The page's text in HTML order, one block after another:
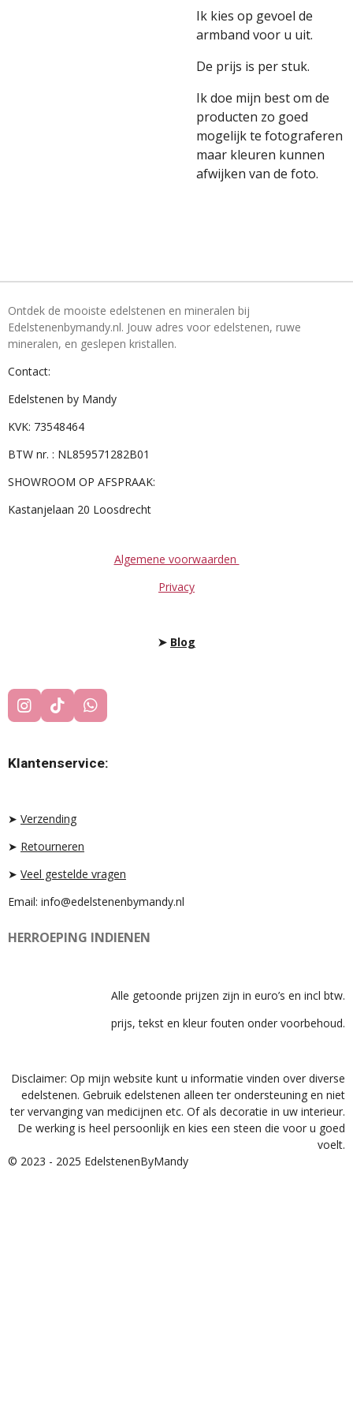
Ik kies op gevoel de
armband voor u uit.
De prijs is per stuk.
Ik doe mijn best om de
producten zo goed
mogelijk te fotograferen
maar kleuren kunnen
afwijken van de foto.
Ontdek de mooiste edelstenen en mineralen bij
Edelstenenbymandy.nl. Jouw adres voor edelstenen, ruwe
mineralen, en geslepen kristallen.
Contact:
Edelstenen by Mandy
KVK: 73548464
BTW nr. : NL859571282B01
SHOWROOM OP AFSPRAAK:
Kastanjelaan 20 Loosdrecht
Algemene voorwaarden
Privacy
➤ Blog
I
N
T
A
A
T
I
T
O
W
H
T
S
Klantenservice:
➤ Verzending
➤ Retourneren
➤ Veel gestelde vragen
Email: info@edelstenenbymandy.nl
HERROEPING INDIENEN
Alle getoonde prijzen zijn in euro’s en incl btw.
prijs, tekst en kleur fouten onder voorbehoud.
Disclaimer: Op mijn website kunt u informatie vinden over diverse
edelstenen. Gebruik edelstenen alleen ter ondersteuning en niet
ter vervanging van medicijnen etc. Of als decoratie in uw interieur.
De werking is heel persoonlijk en kies een steen die voor u goed
voelt.
© 2023 - 2025 EdelstenenByMandy